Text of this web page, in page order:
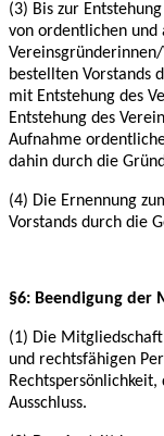
(3) Bis zur
von ordentlichen und
bestellten Vorstands
mit Entstehung des
Entstehung des
Aufnahme
dahin durch die
(4) Die Ernennung
Vorstands durch die
§6: Beendigung der
(1) Die
und rechtsfähigen
Ausschluss.